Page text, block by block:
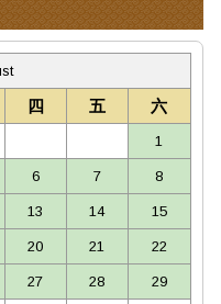
四 五 六
1
6 7 8
13 14 15
20 21 22
27 28 29